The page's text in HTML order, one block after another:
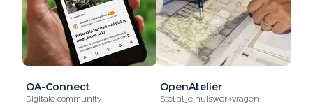
OA-Connect
Digitale community
OpenAtelier
Stel al je huiswerkvragen